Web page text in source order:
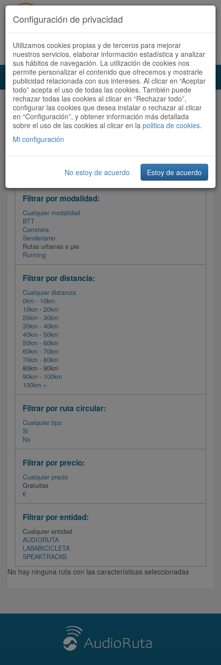
Acceder Registrate ahora Español | Català
Audioruta Todas las rutas
Todas las rutas Ordenar por:Más recientes
Filtrar las rutas
Filtrar por modalidad:
Cualquier modalidad
BTT
Carretera
Senderismo
Rutas urbanas a pie
Running
Filtrar por distancia:
Cualquier distancia
0km - 10km
10km - 20km
20km - 30km
30km - 40km
40km - 50km
50km - 60km
60km - 70km
70km - 80km
80km - 90km
90km - 100km
100km +
Filtrar por ruta circular:
Cualquier tipo
Si
No
Filtrar por precio:
Cualquier precio
Gratuitas
€
Filtrar por entidad:
Cualquier entidad
AUDIORUTA
LABABICICLETA
SPEAKTRACKS
No hay ninguna ruta con las características seleccionadas
Configuración de privacidad
Utilizamos cookies propias y de terceros para mejorar
nuestros servicios, elaborar información estadística y analizar
sus hábitos de navegación. La utilización de cookies nos
permite personalizar el contenido que ofrecemos y mostrarle
publicidad relacionada con sus intereses. Al clicar en “Aceptar
todo” acepta el uso de todas las cookies. También puede
rechazar todas las cookies al clicar en “Rechazar todo”,
configurar las cookies que desea instalar o rechazar al clicar
en “Configuración”, y obtener información más detallada
sobre el uso de las cookies al clicar en la politica de cookies.
Mi configuración
No estoy de acuerdo Estoy de acuerdo